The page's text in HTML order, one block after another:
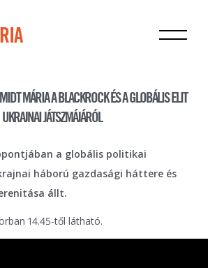
MÁRIA A BLACKROCK ÉS A GLOBÁLIS ELIT
UKRAJNAI JÁTSZMÁJÁRÓL
a globális politikai
háború gazdasági háttere és
állt.
14.45-től látható.